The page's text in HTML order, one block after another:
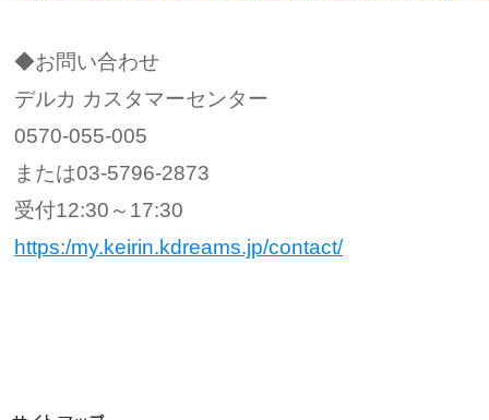
◆お問い合わせ
デルカ カスタマーセンター
0570-055-005
または03-5796-2873
受付12:30～17:30
https:/my.keirin.kdreams.jp/contact/